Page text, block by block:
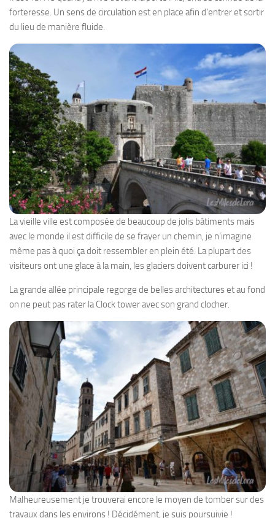
forteresse. Un sens de circulation est en place afin d’entrer et sortir
du lieu de manière fluide.
La vieille ville est composée de beaucoup de jolis bâtiments mais
avec le monde il est difficile de se frayer un chemin, je n’imagine
même pas à quoi ça doit ressembler en plein été. La plupart des
visiteurs ont une glace à la main, les glaciers doivent carburer ici !
La grande allée principale regorge de belles architectures et au fond
on ne peut pas rater la Clock tower avec son grand clocher.
Malheureusement je trouverai encore le moyen de tomber sur des
travaux dans les environs ! Décidément, je suis poursuivie !